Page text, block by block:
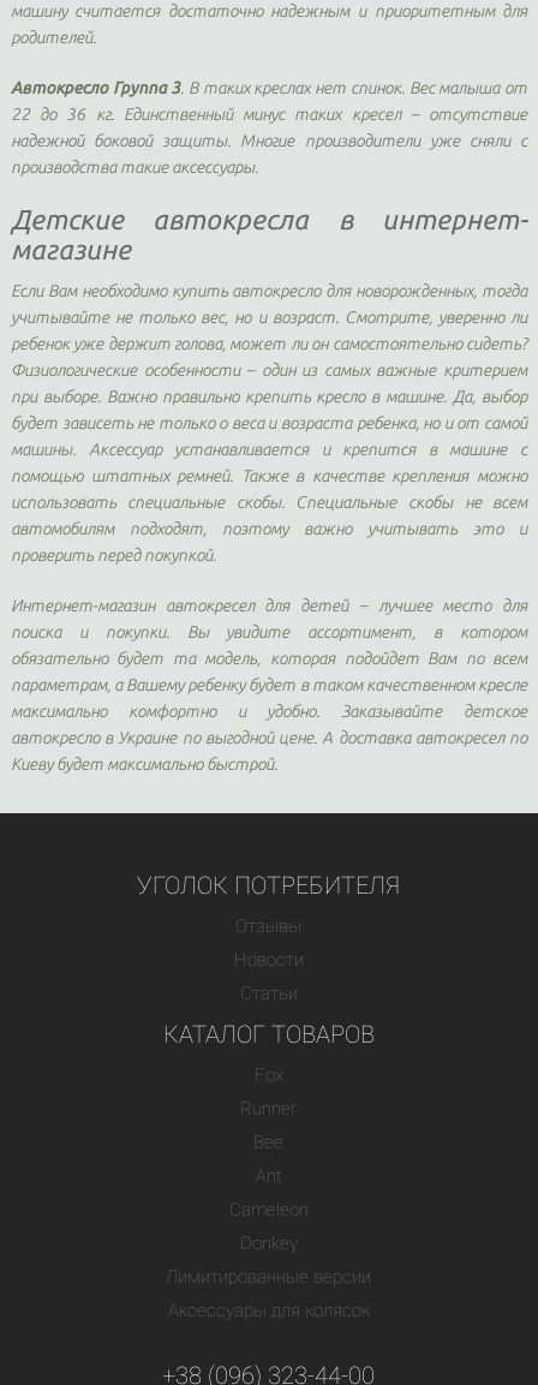
машину считается достаточно надежным и приоритетным для
родителей.
Автокресло Группа 3. В таких креслах нет спинок. Вес малыша от
22 до 36 кг. Единственный минус таких кресел – отсутствие
надежной боковой защиты. Многие производители уже сняли с
производства такие аксессуары.
Детские автокресла в интернет-
магазине
Если Вам необходимо купить автокресло для новорожденных, тогда
учитывайте не только вес, но и возраст. Смотрите, уверенно ли
ребенок уже держит голова, может ли он самостоятельно сидеть?
Физиологические особенности – один из самых важные критерием
при выборе. Важно правильно крепить кресло в машине. Да, выбор
будет зависеть не только о веса и возраста ребенка, но и от самой
машины. Аксессуар устанавливается и крепится в машине с
помощью штатных ремней. Также в качестве крепления можно
использовать специальные скобы. Специальные скобы не всем
автомобилям подходят, поэтому важно учитывать это и
проверить перед покупкой.
Интернет-магазин автокресел для детей – лучшее место для
поиска и покупки. Вы увидите ассортимент, в котором
обязательно будет та модель, которая подойдет Вам по всем
параметрам, а Вашему ребенку будет в таком качественном кресле
максимально комфортно и удобно. Заказывайте детское
автокресло в Украине по выгодной цене. А доставка автокресел по
Киеву будет максимально быстрой.
УГОЛОК ПОТРЕБИТЕЛЯ
Отзывы
Новости
Статьи
КАТАЛОГ ТОВАРОВ
Fox
Runner
Bee
Ant
Cameleon
Donkey
Лимитированные версии
Аксессуары для колясок
+38 (096) 323-44-00